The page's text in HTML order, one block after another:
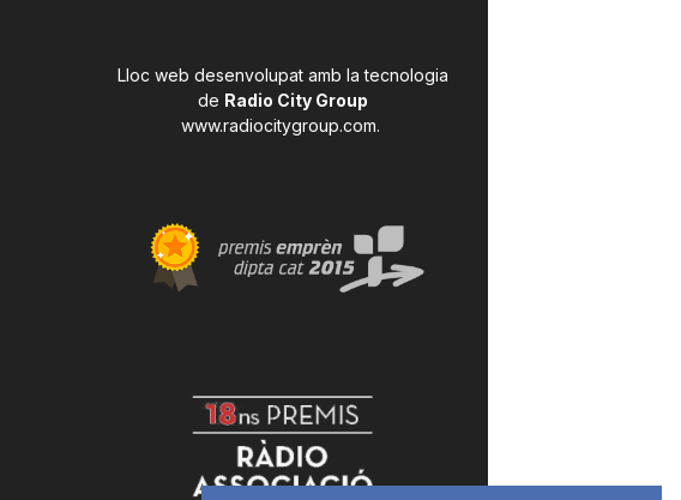
Lloc web desenvolupat amb la tecnologia
de Radio City Group
www.radiocitygroup.com.